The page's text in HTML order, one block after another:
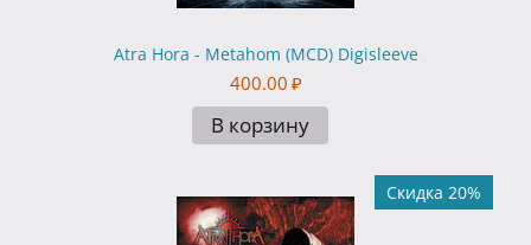
Atra Hora - Metahom (MCD) Digisleeve
400.00 ₽
В корзину
Скидка 20%